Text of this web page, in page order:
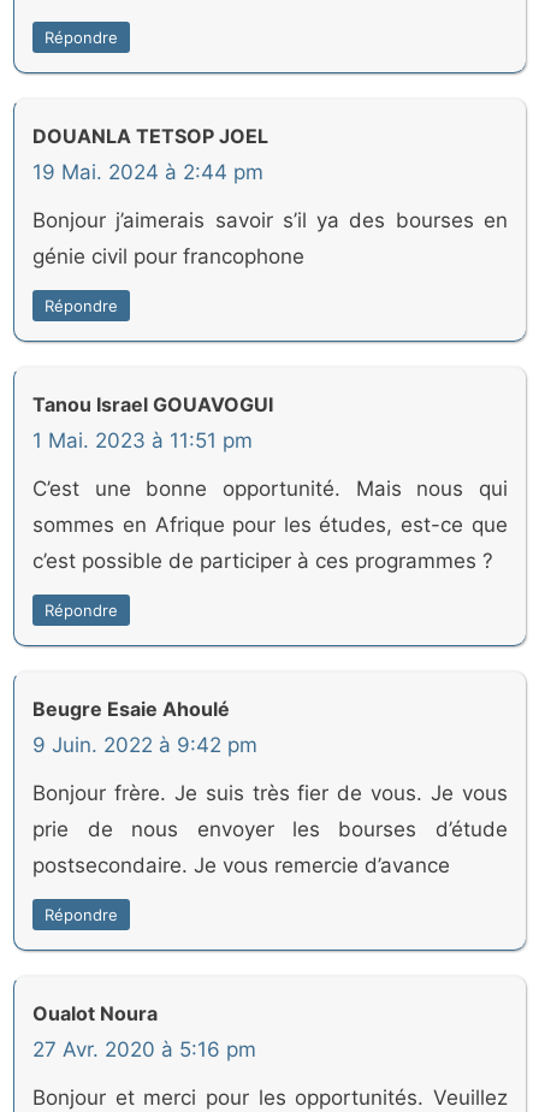
Répondre
DOUANLA TETSOP JOEL
19 Mai. 2024 à 2:44 pm
Bonjour j’aimerais savoir s’il ya des bourses en
génie civil pour francophone
Répondre
Tanou Israel GOUAVOGUI
1 Mai. 2023 à 11:51 pm
C’est une bonne opportunité. Mais nous qui
sommes en Afrique pour les études, est-ce que
c’est possible de participer à ces programmes ?
Répondre
Beugre Esaie Ahoulé
9 Juin. 2022 à 9:42 pm
Bonjour frère. Je suis très fier de vous. Je vous
prie de nous envoyer les bourses d’étude
postsecondaire. Je vous remercie d’avance
Répondre
Oualot Noura
27 Avr. 2020 à 5:16 pm
Bonjour et merci pour les opportunités. Veuillez